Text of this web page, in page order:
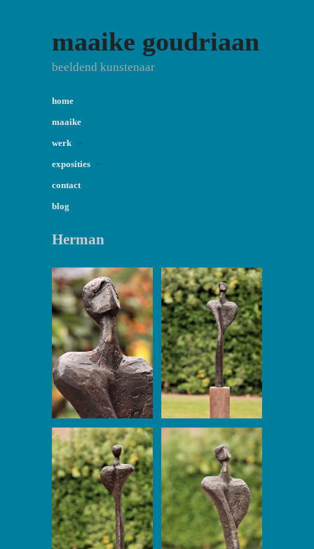
maaike goudriaan
beeldend kunstenaar
home
maaike
werk
exposities
contact
blog
Herman